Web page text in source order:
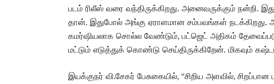
படம் ரிலீஸ் வரை வந்திருக்கிறது. அனைவருக்கும் நன்றி.
தான். இதுபோல் அங்கு ஏராளமான சம்பவங்கள்
கமர்ஷியலாக சொல்ல வேண்டும், பட்ஜெட் அதிகம்
மட்டும் எடுத்துக் கொண்டு செய்திருக்கிறேன். மிகவும்
இயக்குநர் வி.சேகர் பேசுகையில், “சிறிய அளவில்,